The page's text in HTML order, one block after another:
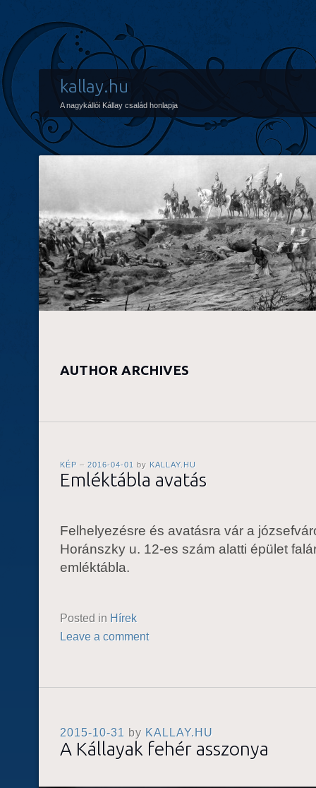
kallay.hu
A nagykállói Kállay család honlapja
AUTHOR ARCHIVES
KÉP 2016-04-01 by KALLAY.HU
Emléktábla avatás
Felhelyezésre és avatásra vár a
Horánszky u. 12-es szám alatti épület
emléktábla.
Posted in Hírek
Leave a comment
2015-10-31 by KALLAY.HU
A Kállayak fehér asszonya